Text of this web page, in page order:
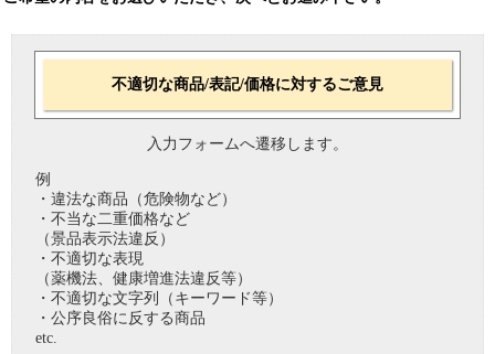
不適切な商品/表記/価格に対するご意見
入力フォームへ遷移します。
例
・違法な商品（危険物など）
・不当な二重価格など
（景品表示法違反）
・不適切な表現
（薬機法、健康増進法違反等）
・不適切な文字列（キーワード等）
・公序良俗に反する商品
etc.